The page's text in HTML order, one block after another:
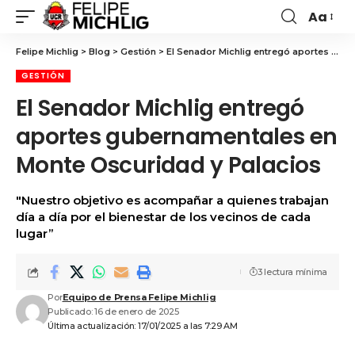
Aa
Felipe Michlig > Blog > Gestión > El Senador Michlig entregó aportes gubernamentales en Monte Oscuridad y Palacios
GESTIÓN
El Senador Michlig entregó
aportes gubernamentales en
Monte Oscuridad y Palacios
"Nuestro objetivo es acompañar a quienes trabajan
día a día por el bienestar de los vecinos de cada
lugar”
Última actualización: 17/01/2025 a las 7:29 AM
PorEquipo de Prensa Felipe Michlig
Publicado: 16 de enero de 2025
3 lectura mínima